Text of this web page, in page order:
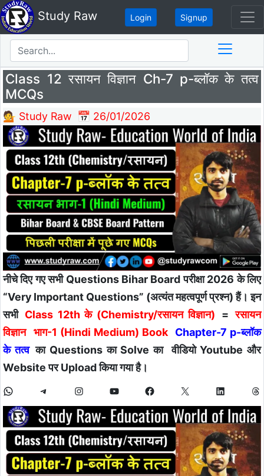
Study Raw Login Signup
Class 12 रसायन विज्ञान Ch-7 p-ब्लॉक के तत्व
MCQs
💁 Study Raw 📅 26/01/2026
नीचे दिए गए सभी Questions Bihar Board परीक्षा 2026 के लिए
“Very Important Questions” (अत्यंत महत्वपूर्ण प्रश्न) हैं। इन
सभी Class 12th के (Chemistry/रसायन विज्ञान) = रसायन
विज्ञान
भाग-1 (Hindi Medium) Book
Chapter-7 p-ब्लॉक
के तत्व का Questions का Solve का वीडियो Youtube और
Website पर Upload किया गया है।